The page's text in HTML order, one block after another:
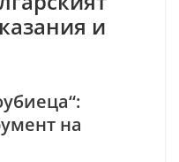
и
на